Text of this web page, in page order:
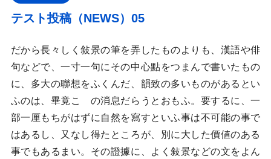
テスト投稿（NEWS）05
だから長々しく敍景の筆を弄したものよりも、漢語や俳
句などで、一寸一句にその中心點をつまんで書いたもの
に、多大の聯想をふくんだ、韻致の多いものがあるとい
ふのは、畢竟こゝの消息だらうとおもふ。要するに、一
部一厘もちがはずに自然を寫すといふ事は不可能の事で
はあるし、又なし得たところが、別に大した價値のある
事でもあるまい。その證據に、よく敍景などの文をよん